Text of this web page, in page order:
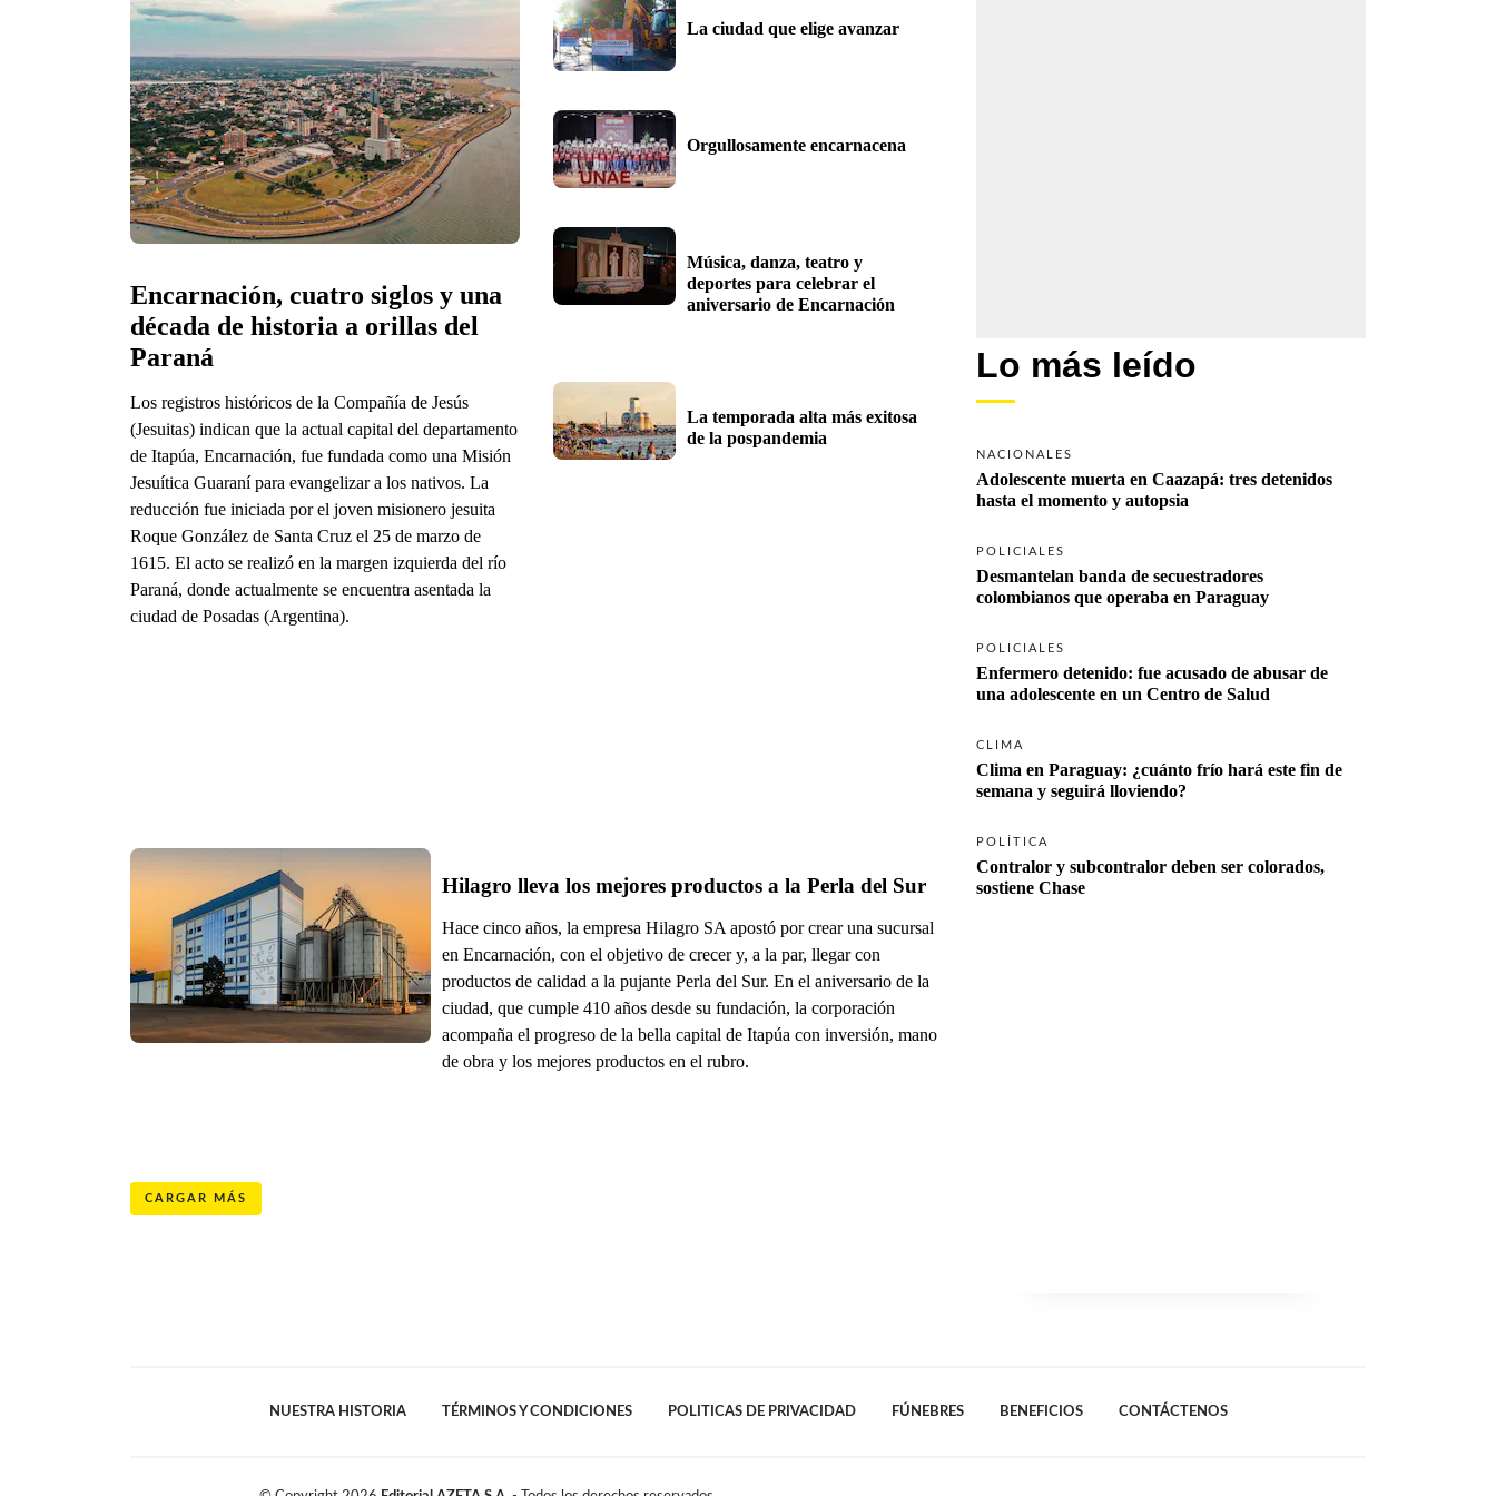
Encarnación, cuatro siglos y una
década de historia a orillas del
Los registros históricos de la Compañía de Jesús
(Jesuitas) indican que la actual capital del departamento
de Itapúa, Encarnación, fue fundada como una Misión
Jesuítica Guaraní para evangelizar a los nativos. La
reducción fue iniciada por el joven misionero jesuita
Roque González de Santa Cruz el 25 de marzo de
1615. El acto se realizó en la margen izquierda del río
Paraná, donde actualmente se encuentra asentada la
ciudad de Posadas (Argentina).
La ciudad que elige avanzar
Orgullosamente encarnacena
Música, danza, teatro y
deportes para celebrar el
aniversario de Encarnación
La temporada alta más exitosa
de la pospandemia
Hilagro lleva los mejores productos a la Perla del Sur
Hace cinco años, la empresa Hilagro SA apostó por crear una sucursal
en Encarnación, con el objetivo de crecer y, a la par, llegar con
productos de calidad a la pujante Perla del Sur. En el aniversario de la
ciudad, que cumple 410 años desde su fundación, la corporación
acompaña el progreso de la bella capital de Itapúa con inversión, mano
de obra y los mejores productos en el rubro.
CARGAR MÁS
Lo más leído
NACIONALES
Adolescente muerta en Caazapá: tres detenidos
hasta el momento y autopsia
POLICIALES
Desmantelan banda de secuestradores
colombianos que operaba en Paraguay
POLICIALES
Enfermero detenido: fue acusado de abusar de
una adolescente en un Centro de Salud
CLIMA
Clima en Paraguay: ¿cuánto frío hará este fin de
semana y seguirá lloviendo?
POLÍTICA
Contralor y subcontralor deben ser colorados,
sostiene Chase
NUESTRA HISTORIA TÉRMINOS Y CONDICIONES POLITICAS DE PRIVACIDAD FÚNEBRES BENEFICIOS CONTÁCTENOS